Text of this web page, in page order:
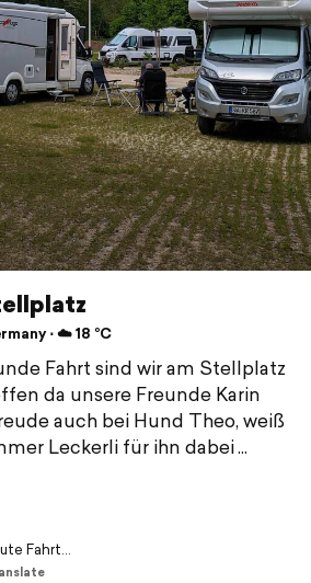
⋅ ☁️ 18 °C
Fahrt sind wir am Stellplatz
da unsere Freunde Karin
auch bei Hund Theo, weiß
Leckerli für ihn dabei
Fahrt…